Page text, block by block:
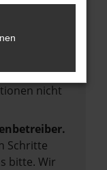
und dein
Stand
ein
auch dazu
nicht
Schritte
bitte. Wir